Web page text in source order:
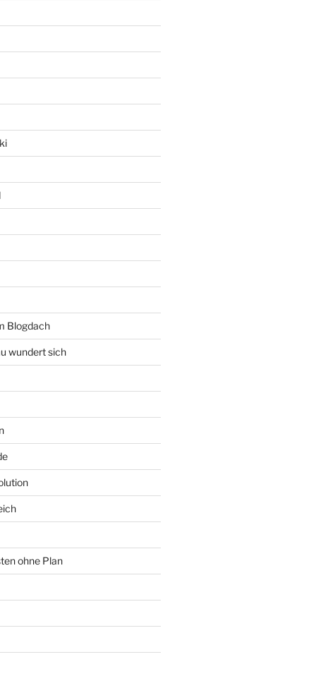
Blogdach
wundert sich
ohne Plan